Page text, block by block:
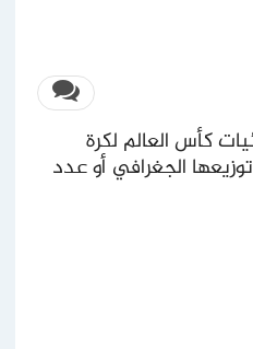
كأس العالم لكرة
توزيعها الجغرافي أو عدد